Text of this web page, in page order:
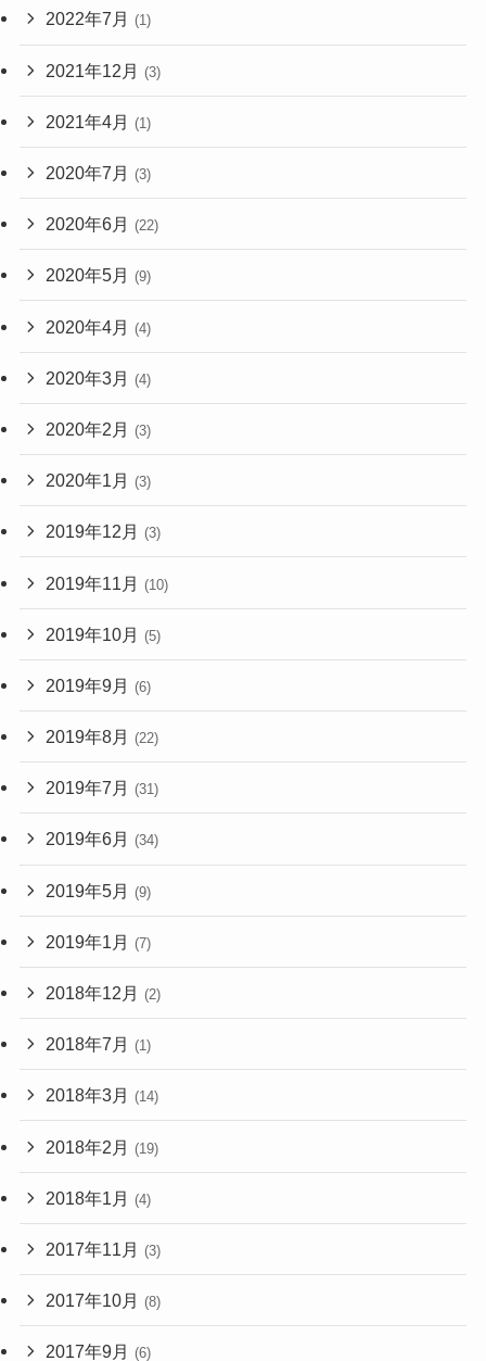
2022年7月 (1)
2021年12月 (3)
2021年4月 (1)
2020年7月 (3)
2020年6月 (22)
2020年5月 (9)
2020年4月 (4)
2020年3月 (4)
2020年2月 (3)
2020年1月 (3)
2019年12月 (3)
2019年11月 (10)
2019年10月 (5)
2019年9月 (6)
2019年8月 (22)
2019年7月 (31)
2019年6月 (34)
2019年5月 (9)
2019年1月 (7)
2018年12月 (2)
2018年7月 (1)
2018年3月 (14)
2018年2月 (19)
2018年1月 (4)
2017年11月 (3)
2017年10月 (8)
2017年9月 (6)